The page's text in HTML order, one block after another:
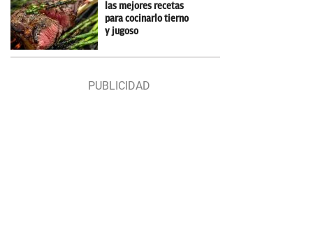
las mejores recetas
para cocinarlo tierno
y jugoso